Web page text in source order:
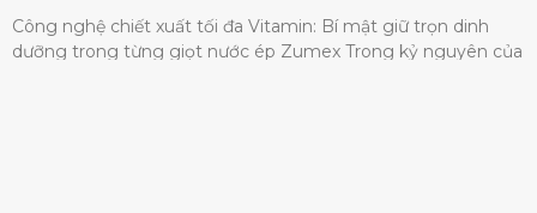
Công nghệ chiết xuất tối đa Vitamin: Bí mật giữ trọn dinh
dưỡng trong từng giọt nước ép Zumex Trong kỷ nguyên của